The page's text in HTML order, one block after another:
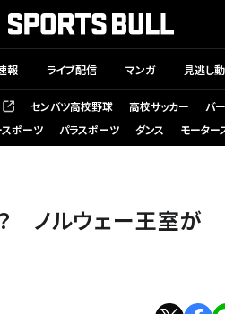
報 ライブ配信 マンガ 見逃し
） センバツ高校野球 高校サッカー バ
スポーツ パラスポーツ ダンス モーター
ノルウェー王室が